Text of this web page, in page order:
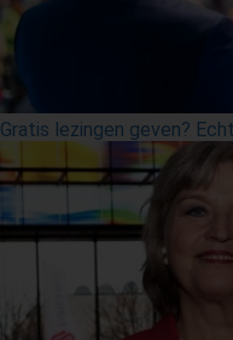
Gratis lezingen geven?